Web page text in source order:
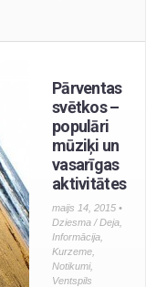
Pārventas
svētkos –
populāri
mūziķi un
vasarīgas
aktivitātes
maijs 14, 2015 •
Dziesma / Deja
Informācija
Kurzeme
Notikumi,
Ventspils